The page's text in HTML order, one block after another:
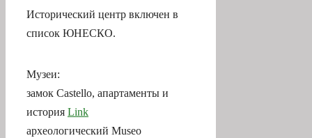
Исторический центр включен в
список ЮНЕСКО.
Музеи:
замок Castello, апартаменты и
история Link
археологический Museo